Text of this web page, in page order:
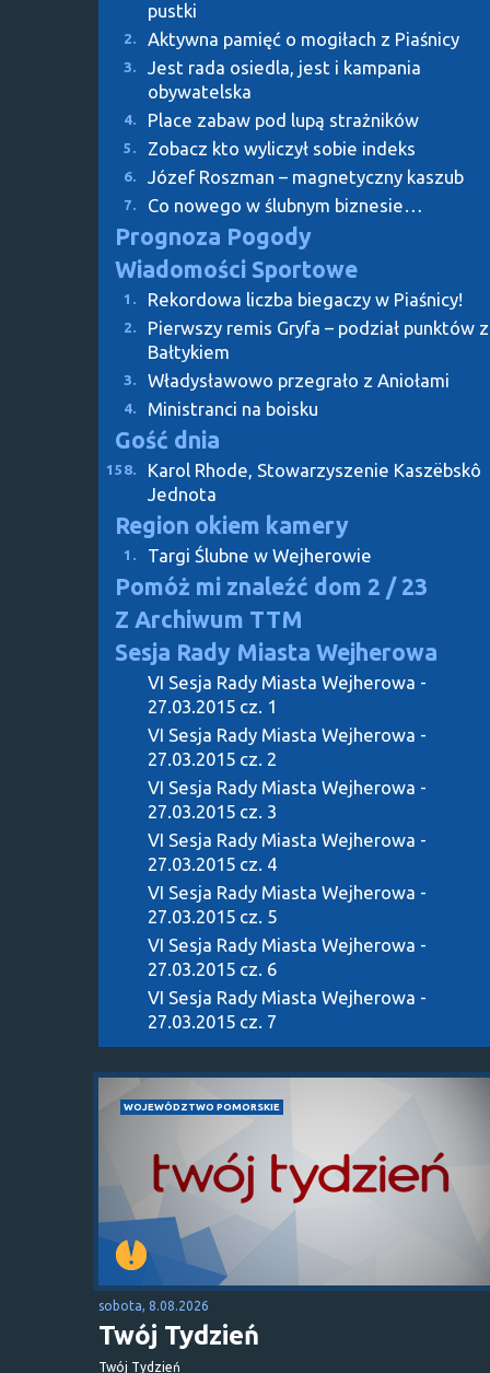
pustki
2. Aktywna pamięć o mogiłach z Piaśnicy
3.
Jest rada osiedla, jest i kampania
obywatelska
4. Place zabaw pod lupą strażników
5. Zobacz kto wyliczył sobie indeks
6. Józef Roszman – magnetyczny kaszub
7. Co nowego w ślubnym biznesie…
Prognoza Pogody
Wiadomości Sportowe
1. Rekordowa liczba biegaczy w Piaśnicy!
2.
Pierwszy remis Gryfa – podział punktów z
Bałtykiem
3. Władysławowo przegrało z Aniołami
4. Ministranci na boisku
Gość dnia
158.
Karol Rhode, Stowarzyszenie Kaszëbskô
Jednota
Region okiem kamery
1. Targi Ślubne w Wejherowie
Pomóż mi znaleźć dom 2 / 23
Z Archiwum TTM
Sesja Rady Miasta Wejherowa
VI Sesja Rady Miasta Wejherowa -
27.03.2015 cz. 1
VI Sesja Rady Miasta Wejherowa -
27.03.2015 cz. 2
VI Sesja Rady Miasta Wejherowa -
27.03.2015 cz. 3
VI Sesja Rady Miasta Wejherowa -
27.03.2015 cz. 4
VI Sesja Rady Miasta Wejherowa -
27.03.2015 cz. 5
VI Sesja Rady Miasta Wejherowa -
27.03.2015 cz. 6
VI Sesja Rady Miasta Wejherowa -
27.03.2015 cz. 7
WOJEWÓDZTWO POMORSKIE
sobota, 8.08.2026
Twój Tydzień
Twój Tydzień